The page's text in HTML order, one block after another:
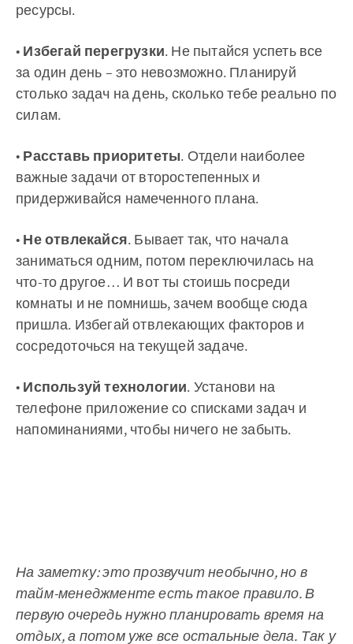
ресурсы.
• Избегай перегрузки. Не пытайся успеть все
за один день – это невозможно. Планируй
столько задач на день, сколько тебе реально по
силам.
• Расставь приоритеты. Отдели наиболее
важные задачи от второстепенных и
придерживайся намеченного плана.
• Не отвлекайся. Бывает так, что начала
заниматься одним, потом переключилась на
что-то другое… И вот ты стоишь посреди
комнаты и не помнишь, зачем вообще сюда
пришла. Избегай отвлекающих факторов и
сосредоточься на текущей задаче.
• Используй технологии. Установи на
телефоне приложение со списками задач и
напоминаниями, чтобы ничего не забыть.
На заметку: это прозвучит необычно, но в
тайм-менеджменте есть такое правило. В
первую очередь нужно планировать время на
отдых, а потом уже все остальные дела. Так у